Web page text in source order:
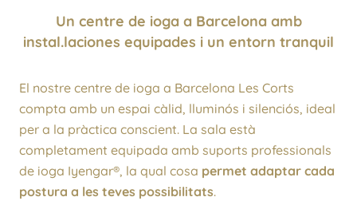
Un centre de ioga a Barcelona amb
instal.laciones equipades i un entorn tranquil
El nostre centre de ioga a Barcelona Les Corts
compta amb un espai càlid, lluminós i silenciós, ideal
per a la pràctica conscient. La sala està
completament equipada amb suports professionals
de ioga Iyengar®, la qual cosa permet adaptar cada
postura a les teves possibilitats.